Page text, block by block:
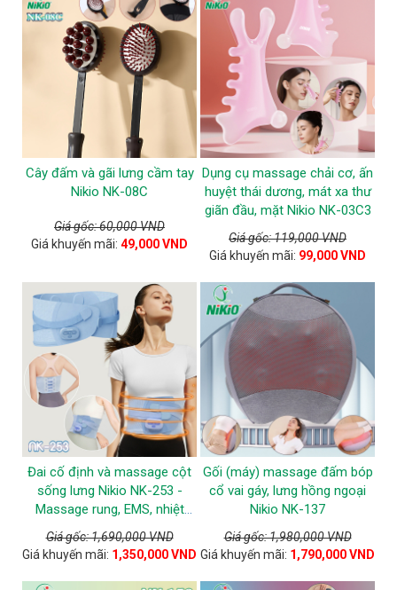
Cây đấm và gãi lưng cầm tay
Nikio NK-08C
Giá gốc: 60,000 VND
Giá khuyến mãi: 49,000 VND
Dụng cụ massage chải cơ, ấn
huyệt thái dương, mát xa thư
giãn đầu, mặt Nikio NK-03C3
Giá gốc: 119,000 VND
Giá khuyến mãi: 99,000 VND
Đai cố định và massage cột
sống lưng Nikio NK-253 -
Massage rung, EMS, nhiệt
Giá gốc: 1,690,000 VND
Giá khuyến mãi: 1,350,000 VND
Gối (máy) massage đấm bóp
cổ vai gáy, lưng hồng ngoại
Nikio NK-137
Giá gốc: 1,980,000 VND
Giá khuyến mãi: 1,790,000 VND